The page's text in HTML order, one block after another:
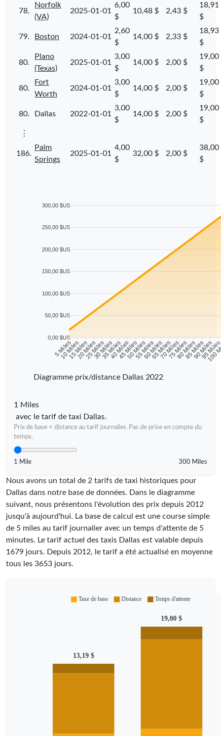
78.
Norfolk
(VA)
2025-01-01
6,00
$
10,48 $ 2,43 $
18,91
$
79. Boston 2024-01-01
2,60
$
14,00 $ 2,33 $
18,93
$
80.
Plano
(Texas)
2025-01-01
3,00
$
14,00 $ 2,00 $
19,00
$
80.
Fort
Worth
2024-01-01
3,00
$
14,00 $ 2,00 $
19,00
$
80. Dallas 2022-01-01
3,00
$
14,00 $ 2,00 $
19,00
$
⋮
186.
Palm
Springs
2025-01-01
4,00
$
32,00 $ 2,00 $
38,00
$
300,00 $US
250,00 $US
200,00 $US
150,00 $US
100,00 $US
50,00 $US
0,00 $US
5 Miles
10 Miles
15 Miles
20 Miles
25 Miles
30 Miles
35 Miles
40 Miles
45 Miles
50 Miles
55 Miles
60 Miles
65 Miles
70 Miles
75 Miles
80 Miles
85 Miles
90 Miles
95100
Diagramme prix/distance Dallas 2022
1 Miles
avec le tarif de taxi Dallas.
Prix de base + distance au tarif journalier. Pas de prise en compte du
temps.
1 Mile 300 Miles
Nous avons un total de 2 tarifs de taxi historiques pour
Dallas dans notre base de données. Dans le diagramme
suivant, nous présentons l'évolution des prix depuis 2012
jusqu'à aujourd'hui. La base de calcul est une course simple
de 5 miles au tarif journalier avec un temps d'attente de 5
minutes. Le tarif actuel des taxis Dallas est valable depuis
1679 jours. Depuis 2012, le tarif a été actualisé en moyenne
tous les 3653 jours.
13,19 $
19,00 $
Taxe de base Distance Temps d'attente